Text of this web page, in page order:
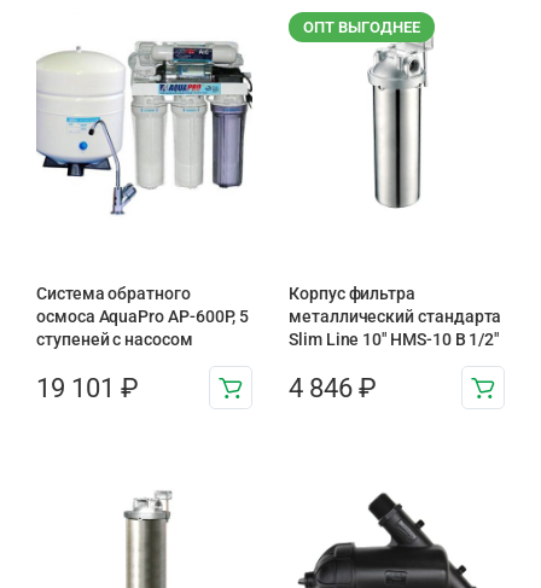
Система обратного
осмоса AquaPro AP-600P, 5
ступеней с насосом
19 101 ₽
ОПТ ВЫГОДНЕЕ
Корпус фильтра
металлический стандарта
Slim Line 10″ HMS-10 B 1/2″
4 846 ₽